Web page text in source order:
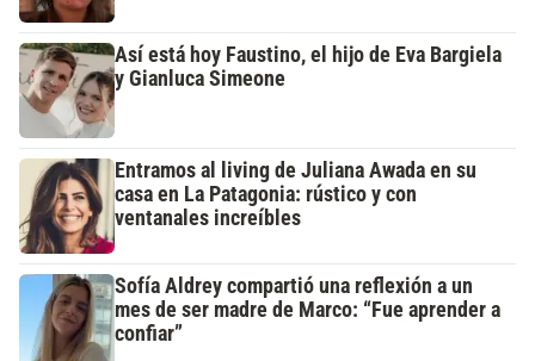
Así está hoy Faustino, el hijo de Eva Bargiela
y Gianluca Simeone
Entramos al living de Juliana Awada en su
casa en La Patagonia: rústico y con
ventanales increíbles
Sofía Aldrey compartió una reflexión a un
mes de ser madre de Marco: “Fue aprender a
confiar”